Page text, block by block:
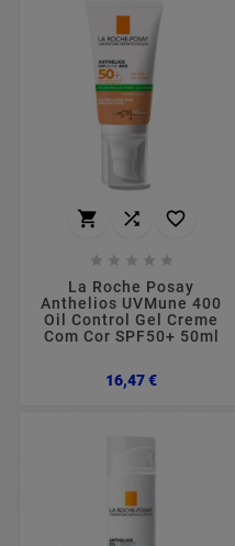
  
    
La Roche Posay
Anthelios UVMune 400
Oil Control Gel Creme
Com Cor SPF50+ 50ml
16,47 €Preço